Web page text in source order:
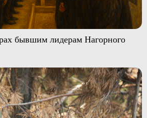
бывшим лидерам Нагорного